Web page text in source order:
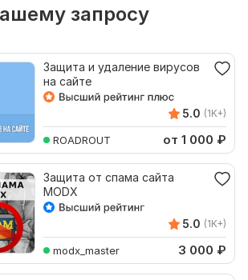
запросу
Защита и удаление вирусов
на сайте
5.0 (1K+)
ROADROUT от 1 000 ₽
Защита от спама сайта
MODX
5.0 (1K+)
modx_master 3 000 ₽